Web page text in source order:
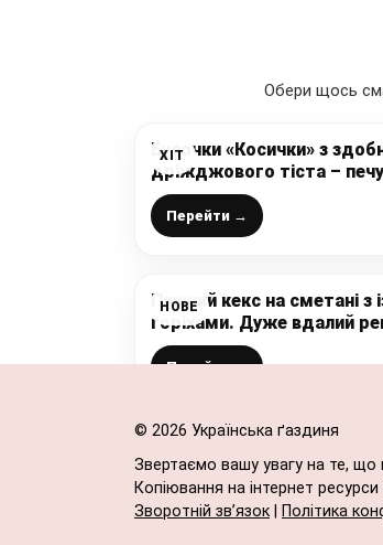
Обери щось
ХІТ
Булочки «Косички» з
дріжджового тіста –
з’їдаються швидко,
корочка дуже апетитна
Перейти →
НОВЕ
Пишний кекс на сметані з
горіхами. Дуже вдалий
змінюючи начинку –
смак!
Перейти →
© 2026 Українська ґаздиня
Звертаємо вашу увагу на те, що
Копіювання на інтернет
Зворотній зв’язок
Політика